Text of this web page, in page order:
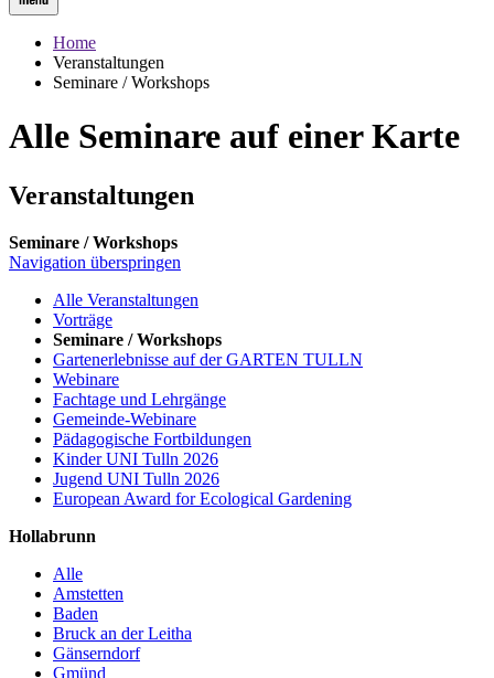
Home
Veranstaltungen
Seminare / Workshops
Alle Seminare auf einer Karte
Veranstaltungen
Seminare / Workshops
Navigation überspringen
Alle Veranstaltungen
Vorträge
Seminare / Workshops
Gartenerlebnisse auf der GARTEN TULLN
Webinare
Fachtage und Lehrgänge
Gemeinde-Webinare
Pädagogische Fortbildungen
Kinder UNI Tulln 2026
Jugend UNI Tulln 2026
European Award for Ecological Gardening
Hollabrunn
Alle
Amstetten
Baden
Bruck an der Leitha
Gänserndorf
Gmünd